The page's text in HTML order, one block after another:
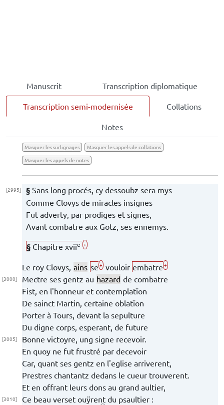
Manuscrit Transcription diplomatique
Transcription semi-modernisée Collations
Notes
Masquer les surlignages
Masquer les appels de collations
Masquer les appels de notes
[2995] § Sans long procés, cy dessoubz sera mys
Comme Clovys de miracles insignes
Fut adverty, par prodiges et signes,
Avant combatre aux Gotz, ses ennemys.
§ Chapitrexviie +
Le roy Clovys, ains se + vouloir embatre +
[3000]
Mectre ses gentz au hazard de combatre
Fist, en l'honneur et contemplatïon
De sainct Martin, certaine oblatïon
Porter à Tours, devant la sepulture
Du digne corps, esperant, de future
[3005]
Bonne victoyre, ung signe recevoir.
En quoy ne fut frustré par decevoir
Car, quant ses gentz en l'eglise arriverent,
Prestres chantantz dedans le cueur trouverent.
Et en offrant leurs dons au grand aultier,
[3010] Ce beau verset ouÿrent du psaultier :